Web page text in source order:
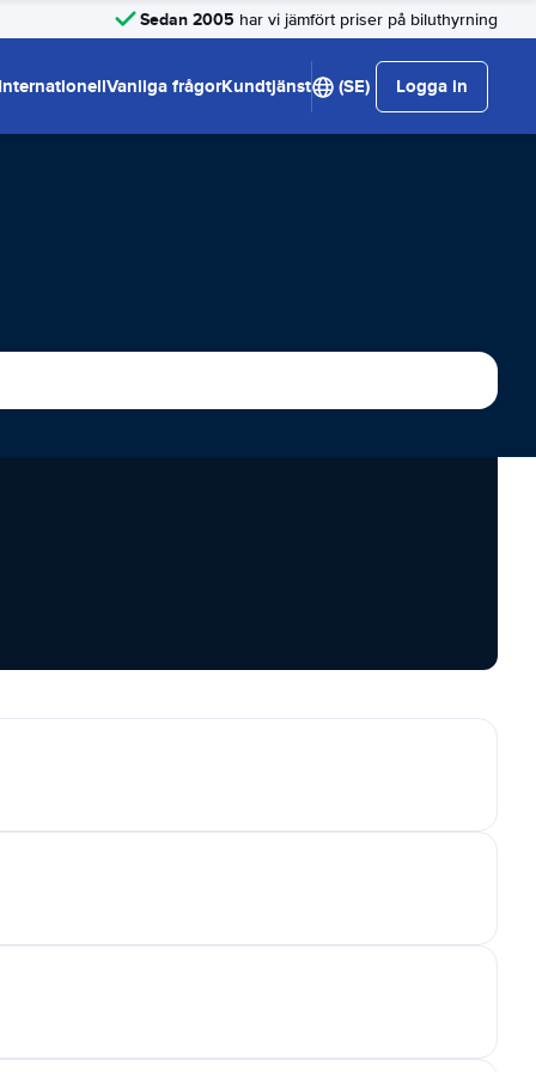
Sedan 2005 har vi jämfört priser på biluthyrning
InternationellVanliga frågorKundtjänst (SE) Logga in